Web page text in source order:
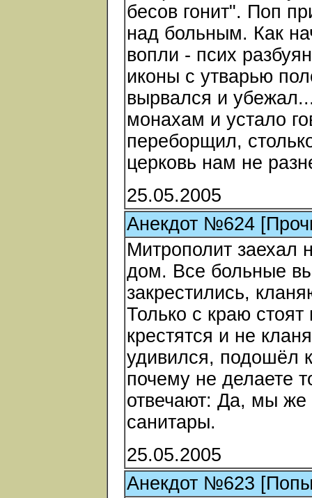
бесов гонит". Поп
над больным. Как
вопли - псих
иконы с утварью
вырвался и
монахам и устало
переборщил,
церковь нам не
25.05.2005
Анекдот №624
Митрополит заехал
дом. Все больные
закрестились,
Только с краю стоят
крестятся и не
удивился, подошёл
почему не делаете
отвечают: Да, мы
санитары.
25.05.2005
Анекдот №623